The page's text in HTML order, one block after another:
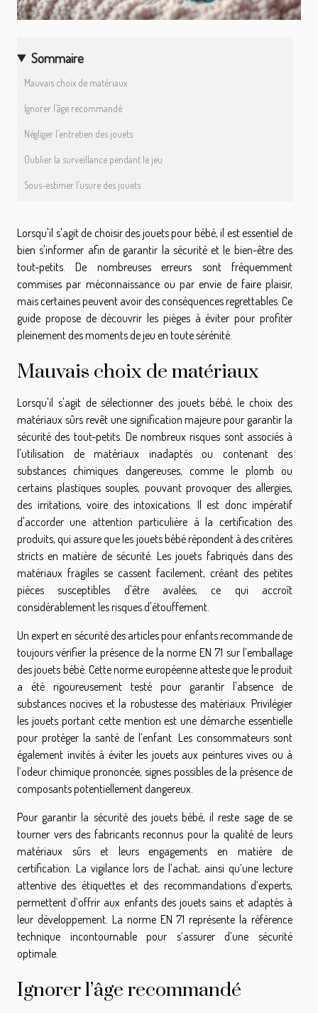
Sommaire
Mauvais choix de matériaux
Ignorer l’âge recommandé
Négliger l’entretien des jouets
Oublier la surveillance pendant le jeu
Sous-estimer l’usure des jouets
Lorsqu'il s'agit de choisir des jouets pour bébé, il est essentiel de
bien s'informer afin de garantir la sécurité et le bien-être des
tout-petits. De nombreuses erreurs sont fréquemment
commises par méconnaissance ou par envie de faire plaisir,
mais certaines peuvent avoir des conséquences regrettables. Ce
guide propose de découvrir les pièges à éviter pour profiter
pleinement des moments de jeu en toute sérénité.
Mauvais choix de matériaux
Lorsqu'il s'agit de sélectionner des jouets bébé, le choix des
matériaux sûrs revêt une signification majeure pour garantir la
sécurité des tout-petits. De nombreux risques sont associés à
l'utilisation de matériaux inadaptés ou contenant des
substances chimiques dangereuses, comme le plomb ou
certains plastiques souples, pouvant provoquer des allergies,
des irritations, voire des intoxications. Il est donc impératif
d'accorder une attention particulière à la certification des
produits, qui assure que les jouets bébé répondent à des critères
stricts en matière de sécurité. Les jouets fabriqués dans des
matériaux fragiles se cassent facilement, créant des petites
pièces susceptibles d'être avalées, ce qui accroît
considérablement les risques d'étouffement.
Un expert en sécurité des articles pour enfants recommande de
toujours vérifier la présence de la norme EN 71 sur l’emballage
des jouets bébé. Cette norme européenne atteste que le produit
a été rigoureusement testé pour garantir l'absence de
substances nocives et la robustesse des matériaux. Privilégier
les jouets portant cette mention est une démarche essentielle
pour protéger la santé de l’enfant. Les consommateurs sont
également invités à éviter les jouets aux peintures vives ou à
l’odeur chimique prononcée, signes possibles de la présence de
composants potentiellement dangereux.
Pour garantir la sécurité des jouets bébé, il reste sage de se
tourner vers des fabricants reconnus pour la qualité de leurs
matériaux sûrs et leurs engagements en matière de
certification. La vigilance lors de l’achat, ainsi qu’une lecture
attentive des étiquettes et des recommandations d’experts,
permettent d’offrir aux enfants des jouets sains et adaptés à
leur développement. La norme EN 71 représente la référence
technique incontournable pour s’assurer d’une sécurité
optimale.
Ignorer l’âge recommandé